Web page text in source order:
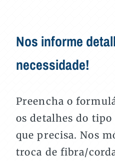
Nos informe
necessidade!
Preencha o
os detalhes do
que precisa. Nos
troca de fibra/